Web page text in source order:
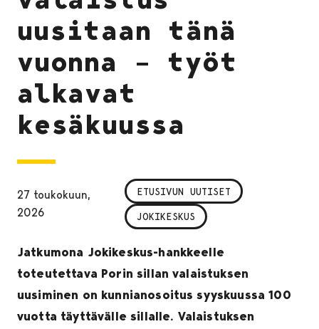
uusitaan tänä
vuonna – työt
alkavat
kesäkuussa
27 toukokuun,
2026
ETUSIVUN UUTISET
JOKIKESKUS
Jatkumona Jokikeskus-hankkeelle
toteutettava Porin sillan valaistuksen
uusiminen on kunnianosoitus syyskuussa 100
vuotta täyttävälle sillalle. Valaistuksen